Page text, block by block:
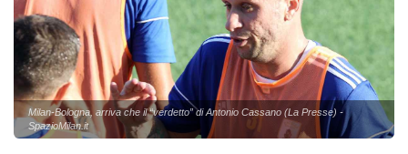
Milan-Bologna, arriva che il “verdetto” di Antonio Cassano (La Presse) -
SpazioMilan.it